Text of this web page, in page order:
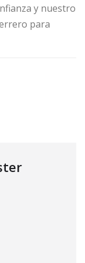
y nuestro
para